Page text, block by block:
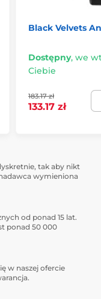
przyjemnego
czyszczenie go,
użyciu.
Black Velvets
Dostępny, we
Ciebie
183.17 zł
133.17 zł
tak aby nikt
wymieniona
od ponad 15 lat.
ponad 50 000
w naszej ofercie